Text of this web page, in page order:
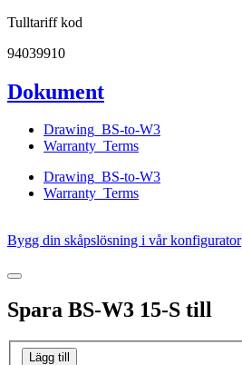
Tulltariff kod
94039910
Dokument
Drawing_BS-to-W3
Warranty_Terms
Drawing_BS-to-W3
Warranty_Terms
Bygg din skåpslösning i vår konfigurator
Spara BS-W3 15-S till
Lägg till